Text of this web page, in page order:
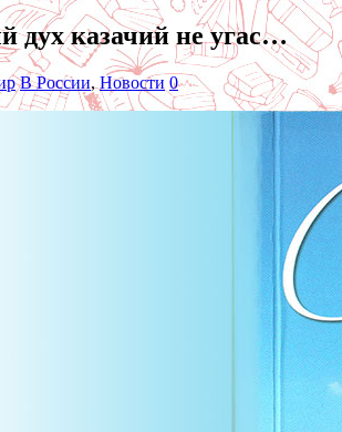
дух казачий не угас…
В России, Новости 0